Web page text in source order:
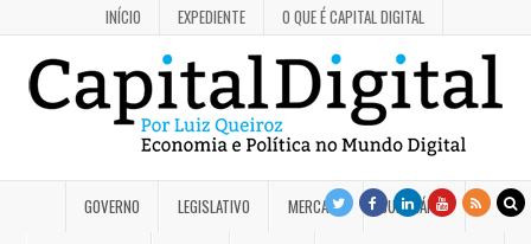
INÍCIO EXPEDIENTE O QUE É CAPITAL DIGITAL
GOVERNO LEGISLATIVO MERCADO JUDICIÁRIO